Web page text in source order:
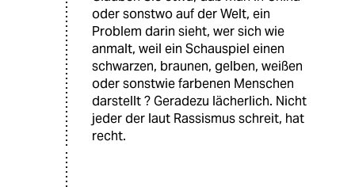
oder sonstwo auf der Welt, ein
Problem darin sieht, wer sich wie
anmalt, weil ein Schauspiel einen
schwarzen, braunen, gelben, weißen
oder sonstwie farbenen Menschen
darstellt ? Geradezu lächerlich. Nicht
jeder der laut Rassismus schreit, hat
recht.